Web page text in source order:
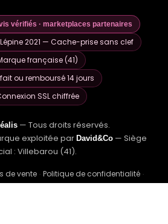
vérifiés · marketplaces partenaires
2021 — Cache-prise sans clef
française (41)
ou remboursé 14 jours
SSL chiffrée
— Tous droits réservés.
exploitée par David&Co — Siège
: Villebarou (41).
de vente · Politique de confidentialité ·